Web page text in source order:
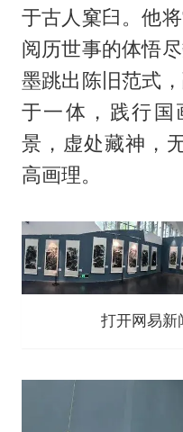
于古人窠臼。他
阅历世事的体悟
墨跳出陈旧范式
于一体，践行国
景，虚处藏神，
高画理。
打开网易新